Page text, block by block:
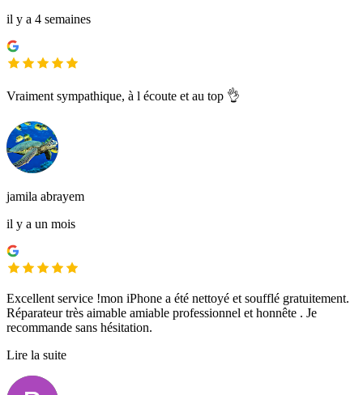
il y a 4 semaines
Vraiment sympathique, à l écoute et au top 👌
jamila abrayem
il y a un mois
Excellent service !mon iPhone a été nettoyé et soufflé gratuitement.
Réparateur très aimable amiable professionnel et honnête . Je
recommande sans hésitation.
Lire la suite